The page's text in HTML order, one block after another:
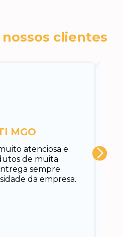
clientes
atenciosa e
de muita
sempre
da empresa.
MGO